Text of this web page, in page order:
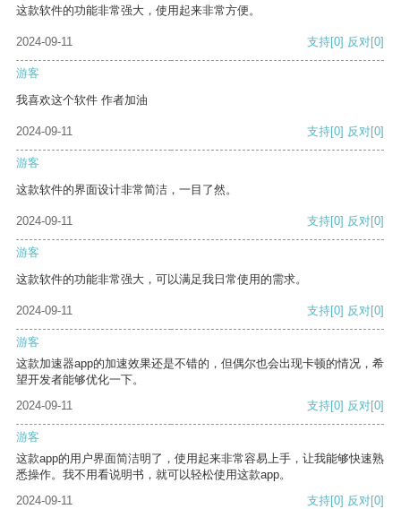
这款软件的功能非常强大，使用起来非常方便。
2024-09-11 支持[0] 反对[0]
游客
我喜欢这个软件 作者加油
2024-09-11 支持[0] 反对[0]
游客
这款软件的界面设计非常简洁，一目了然。
2024-09-11 支持[0] 反对[0]
游客
这款软件的功能非常强大，可以满足我日常使用的需求。
2024-09-11 支持[0] 反对[0]
游客
这款加速器app的加速效果还是不错的，但偶尔也会出现卡顿的情况，希
望开发者能够优化一下。
2024-09-11
支持[0] 反对[0]
游客
这款app的用户界面简洁明了，使用起来非常容易上手，让我能够快速熟
悉操作。我不用看说明书，就可以轻松使用这款app。
2024-09-11
支持[0] 反对[0]